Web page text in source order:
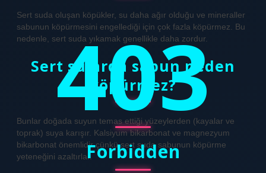
Sert suda oluşan köpükler, su daha ağır olduğu ve mineraller
sabunun köpürmesini engellediği için çok fazla köpürmez. Bu
nedenle, sert suda yıkamak genellikle daha zordur.
Sert sularda sabun neden
köpürmez?
Bunlar doğada suyun temas ettiği yüzeylerden (kayalar ve
toprak) suya karışır. Kalsiyum bikarbonat ve magnezyum
bikarbonat önemlidir çünkü sert suda sabunun köpürme
yeteneğini azaltırlar.
403
Forbidden